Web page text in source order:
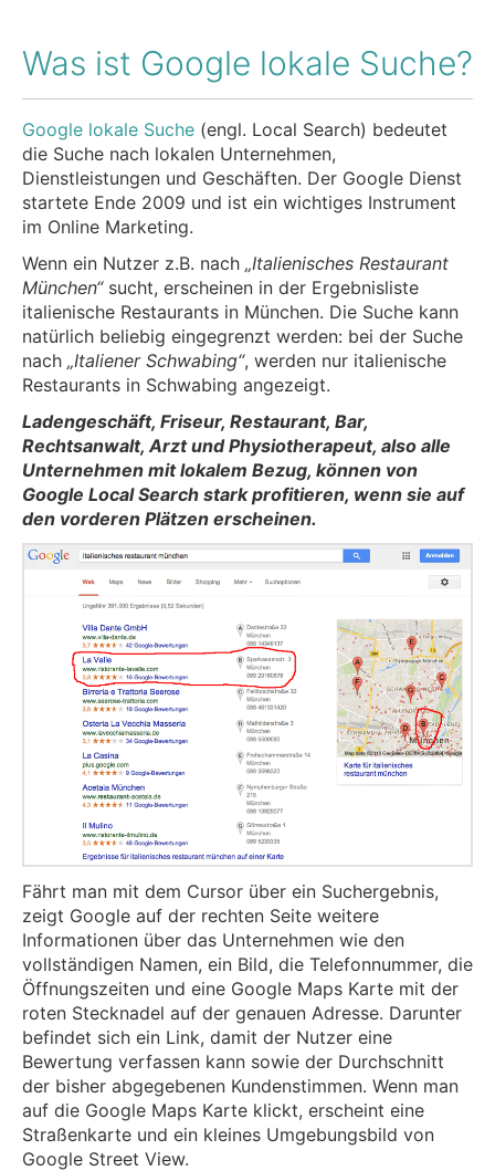
Was ist Google lokale Suche?
Google lokale Suche (engl. Local Search) bedeutet
die Suche nach lokalen Unternehmen,
Dienstleistungen und Geschäften. Der Google Dienst
startete Ende 2009 und ist ein wichtiges Instrument
im Online Marketing.
Wenn ein Nutzer z.B. nach „Italienisches Restaurant
München“sucht, erscheinen in der Ergebnisliste
italienische Restaurants in München. Die Suche kann
natürlich beliebig eingegrenzt werden: bei der Suche
nach „Italiener Schwabing“, werden nur italienische
Restaurants in Schwabing angezeigt.
Ladengeschäft, Friseur, Restaurant, Bar,
Rechtsanwalt, Arzt und Physiotherapeut, also alle
Unternehmen mit lokalem Bezug, können von
Google Local Search stark profitieren, wenn sie auf
den vorderen Plätzen erscheinen.
Fährt man mit dem Cursor über ein Suchergebnis,
zeigt Google auf der rechten Seite weitere
Informationen über das Unternehmen wie den
vollständigen Namen, ein Bild, die Telefonnummer, die
Öffnungszeiten und eine Google Maps Karte mit der
roten Stecknadel auf der genauen Adresse. Darunter
befindet sich ein Link, damit der Nutzer eine
Bewertung verfassen kann sowie der Durchschnitt
der bisher abgegebenen Kundenstimmen. Wenn man
auf die Google Maps Karte klickt, erscheint eine
Straßenkarte und ein kleines Umgebungsbild von
Google Street View.